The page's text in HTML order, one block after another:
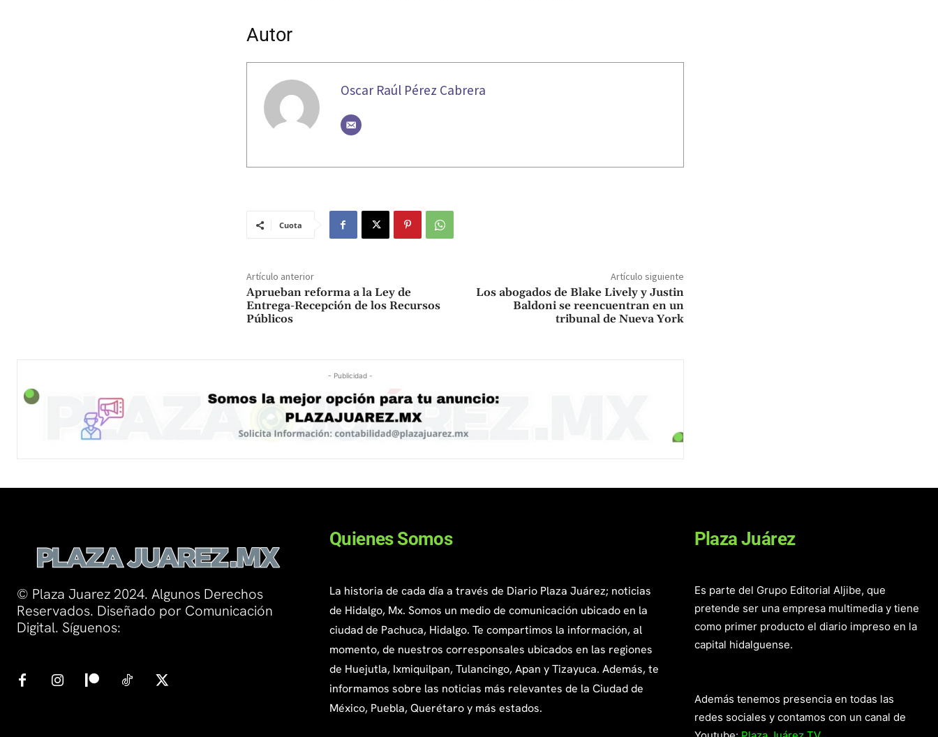
Autor
Oscar Raúl Pérez Cabrera
Cuota
Artículo anterior
Aprueban reforma a la Ley de
Entrega-Recepción de los Recursos
Públicos
Artículo siguiente
Los abogados de Blake Lively y Justin
Baldoni se reencuentran en un
tribunal de Nueva York
- Publicidad -
© Plaza Juarez 2024. Algunos Derechos
Reservados. Diseñado por Comunicación
Digital. Síguenos:
Quienes Somos
La historia de cada día a través de Diario Plaza Juárez; noticias
de Hidalgo, Mx. Somos un medio de comunicación ubicado en la
ciudad de Pachuca, Hidalgo. Te compartimos la información, al
momento, de nuestros corresponsales ubicados en las regiones
de Huejutla, Ixmiquilpan, Tulancingo, Apan y Tizayuca. Además, te
informamos sobre las noticias más relevantes de la Ciudad de
México, Puebla, Querétaro y más estados.
Plaza Juárez
Es parte del Grupo Editorial Aljibe, que
pretende ser una empresa multimedia y tiene
como primer producto el diario impreso en la
capital hidalguense.
Además tenemos presencia en todas las
redes sociales y contamos con un canal de